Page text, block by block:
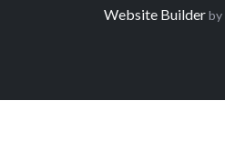
Website Builderby